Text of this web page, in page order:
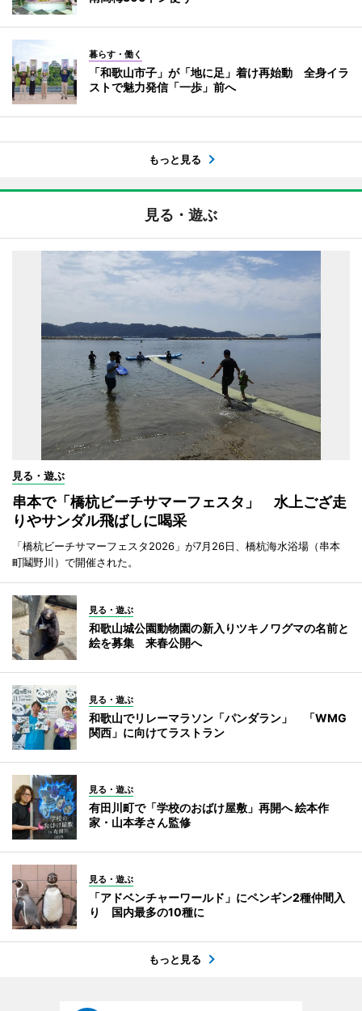
暮らす・働く
「和歌山市子」が「地に足」着け再始動 全身イラ
ストで魅力発信「一歩」前へ
もっと見る
見る・遊ぶ
見る・遊ぶ
串本で「橋杭ビーチサマーフェスタ」 水上ござ走
りやサンダル飛ばしに喝采
「橋杭ビーチサマーフェスタ2026」が7月26日、橋杭海水浴場（串本
町鬮野川）で開催された。
見る・遊ぶ
和歌山城公園動物園の新入りツキノワグマの名前と
絵を募集 来春公開へ
見る・遊ぶ
和歌山でリレーマラソン「パンダラン」 「WMG
関西」に向けてラストラン
見る・遊ぶ
有田川町で「学校のおばけ屋敷」再開へ 絵本作
家・山本孝さん監修
見る・遊ぶ
「アドベンチャーワールド」にペンギン2種仲間入
り 国内最多の10種に
もっと見る